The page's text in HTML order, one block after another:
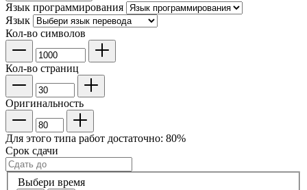
Язык программирования
Язык
Кол-во символов
Кол-во страниц
Оригинальность
Для этого типа работ достаточно: 80%
Срок сдачи
Выбери время